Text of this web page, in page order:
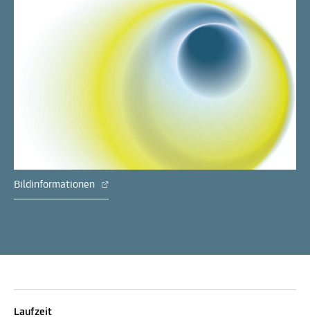
Bildinformationen
Laufzeit